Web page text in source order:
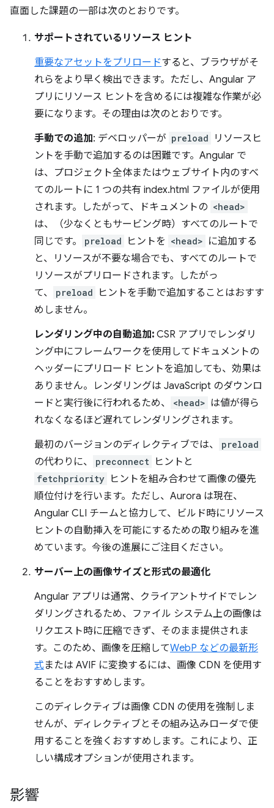
直面した課題の一部は次のとおりです。
サポートされているリソース ヒント
重要なアセットをプリロードすると、ブラウザがそ
れらをより早く検出できます。ただし、Angular ア
プリにリソース ヒントを含めるには複雑な作業が必
要になります。その理由は次のとおりです。
手動での追加: デベロッパーが preload
リソースヒ
ントを手動で追加するのは困難です。Angular で
は、プロジェクト全体またはウェブサイト内のすべ
てのルートに 1 つの共有 index.html ファイルが使用
されます。したがって、ドキュメントの <head>
は、（少なくともサービング時）すべてのルートで
同じです。
preload ヒントを <head> に追加する
と、リソースが不要な場合でも、すべてのルートで
リソースがプリロードされます。したがっ
て、
preload
ヒントを手動で追加することはおすす
めしません。
レンダリング中の自動追加: CSR アプリでレンダリ
ング中にフレームワークを使用してドキュメントの
ヘッダーにプリロード ヒントを追加しても、効果は
ありません。レンダリングは JavaScript のダウンロ
ードと実行後に行われるため、
<head> は値が得ら
れなくなるほど遅れてレンダリングされます。
最初のバージョンのディレクティブでは、
preload
の代わりに、 preconnect ヒントと
fetchpriority ヒントを組み合わせて画像の優先
順位付けを行います。ただし、Aurora は現在、
Angular CLI チームと協力して、ビルド時にリソース
ヒントの自動挿入を可能にするための取り組みを進
めています。今後の進展にご注目ください。
サーバー上の画像サイズと形式の最適化
Angular アプリは通常、クライアントサイドでレン
ダリングされるため、ファイル システム上の画像は
リクエスト時に圧縮できず、そのまま提供されま
す。このため、画像を圧縮してWebP などの最新形
式 または AVIF に変換するには、画像 CDN を使用す
ることをおすすめします。
このディレクティブは画像 CDN の使用を強制しま
せんが、ディレクティブとその組み込みローダで使
用することを強くおすすめします。これにより、正
しい構成オプションが使用されます。
影響